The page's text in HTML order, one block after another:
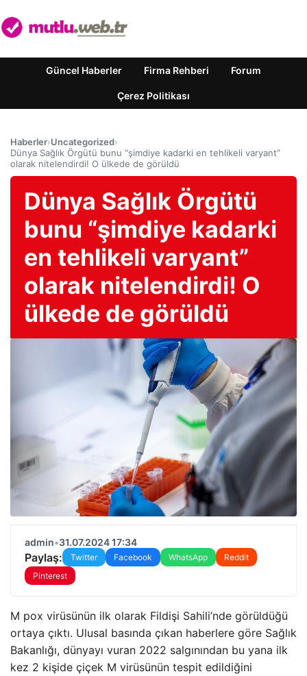
Güncel Haberler Firma Rehberi Forum
Çerez Politikası
Haberler›Uncategorized›
Dünya Sağlık Örgütü bunu “şimdiye kadarki en tehlikeli varyant”
olarak nitelendirdi! O ülkede de görüldü
Dünya Sağlık Örgütü
bunu “şimdiye kadarki
en tehlikeli varyant”
olarak nitelendirdi! O
ülkede de görüldü
admin•31.07.2024 17:34
Paylaş: Twitter Facebook WhatsApp
Reddit
Pinterest
M pox virüsünün ilk olarak Fildişi Sahili’nde görüldüğü
ortaya çıktı. Ulusal basında çıkan haberlere göre Sağlık
Bakanlığı, dünyayı vuran 2022 salgınından bu yana ilk
kez 2 kişide çiçek M virüsünün tespit edildiğini